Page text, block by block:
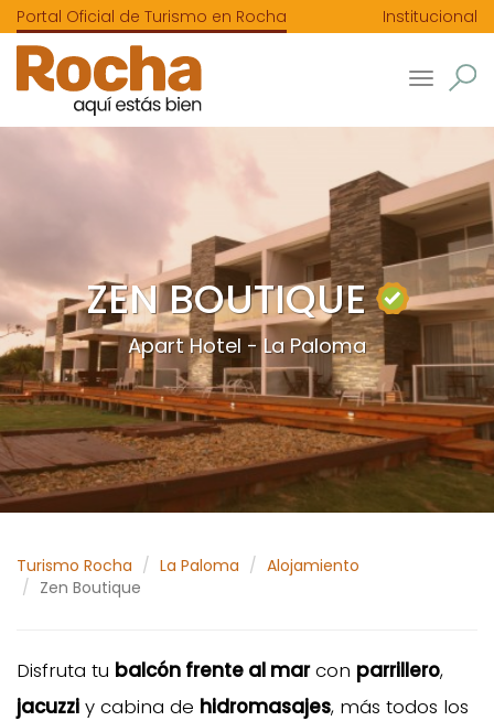
Portal Oficial de Turismo en Rocha Institucional
Toggle
ZEN BOUTIQUE
Apart Hotel - La Paloma
Turismo Rocha La Paloma
Alojamiento
Zen Boutique
Disfruta tu balcón frente al marcon parrillero,
jacuzzi y cabina de hidromasajes, más todos los